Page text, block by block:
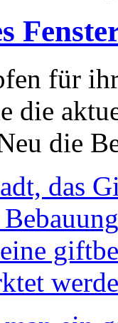
für
die
die
das